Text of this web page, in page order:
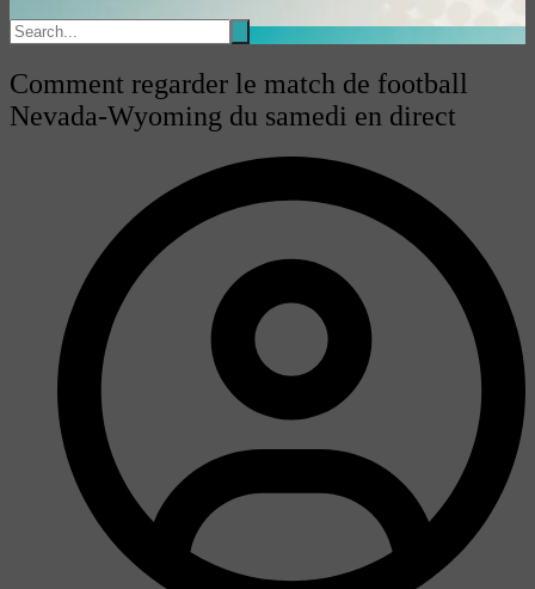
Comment regarder le match de football
Nevada-Wyoming du samedi en direct